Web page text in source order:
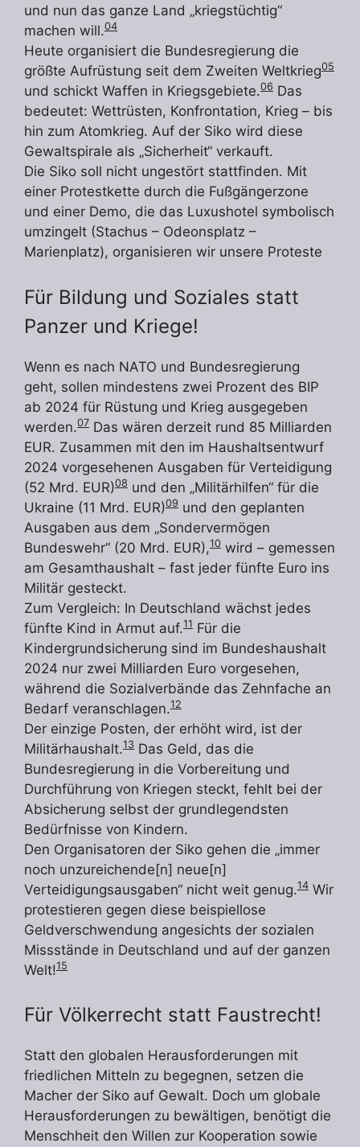
und nun das ganze Land „kriegstüchtig“
machen will.04
Heute organisiert die Bundesregierung die
größte Aufrüstung seit dem Zweiten Weltkrieg05
und schickt Waffen in Kriegsgebiete.06 Das
bedeutet: Wettrüsten, Konfrontation, Krieg – bis
hin zum Atomkrieg. Auf der Siko wird diese
Gewaltspirale als „Sicherheit“ verkauft.
Die Siko soll nicht ungestört stattfinden. Mit
einer Protestkette durch die Fußgängerzone
und einer Demo, die das Luxushotel symbolisch
umzingelt (Stachus – Odeonsplatz –
Marienplatz), organisieren wir unsere Proteste
Für Bildung und Soziales statt
Panzer und Kriege!
Wenn es nach NATO und Bundesregierung
geht, sollen mindestens zwei Prozent des BIP
ab 2024 für Rüstung und Krieg ausgegeben
werden.07 Das wären derzeit rund 85 Milliarden
EUR. Zusammen mit den im Haushaltsentwurf
2024 vorgesehenen Ausgaben für Verteidigung
(52 Mrd. EUR)08 und den „Militärhilfen“ für die
Ukraine (11 Mrd. EUR)09 und den geplanten
Ausgaben aus dem „Sondervermögen
Bundeswehr“ (20 Mrd. EUR),10 wird – gemessen
am Gesamthaushalt – fast jeder fünfte Euro ins
Militär gesteckt.
Zum Vergleich: In Deutschland wächst jedes
fünfte Kind in Armut auf.11 Für die
Kindergrundsicherung sind im Bundeshaushalt
2024 nur zwei Milliarden Euro vorgesehen,
während die Sozialverbände das Zehnfache an
Bedarf veranschlagen.12
Der einzige Posten, der erhöht wird, ist der
Militärhaushalt.13 Das Geld, das die
Bundesregierung in die Vorbereitung und
Durchführung von Kriegen steckt, fehlt bei der
Absicherung selbst der grundlegendsten
Bedürfnisse von Kindern.
Den Organisatoren der Siko gehen die „immer
noch unzureichende[n] neue[n]
Verteidigungsausgaben“ nicht weit genug.14 Wir
protestieren gegen diese beispiellose
Geldverschwendung angesichts der sozialen
Missstände in Deutschland und auf der ganzen
Welt!15
Für Völkerrecht statt Faustrecht!
Statt den globalen Herausforderungen mit
friedlichen Mitteln zu begegnen, setzen die
Macher der Siko auf Gewalt. Doch um globale
Herausforderungen zu bewältigen, benötigt die
Menschheit den Willen zur Kooperation sowie